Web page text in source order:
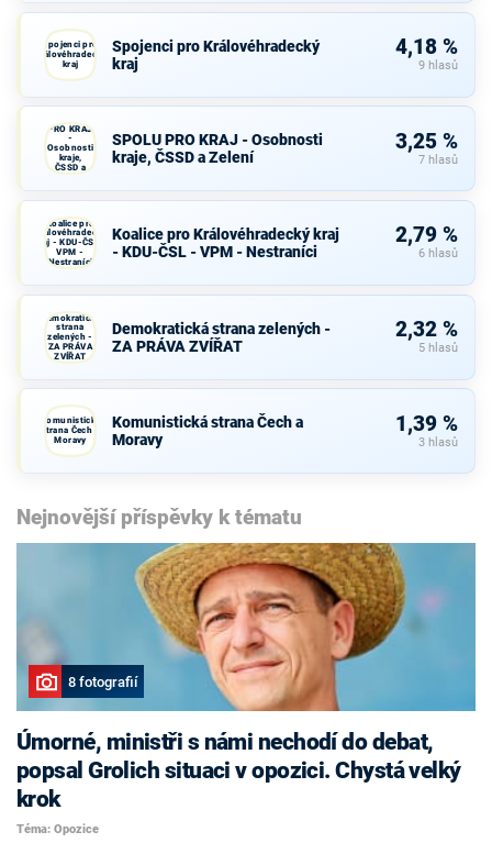
Spojenci pro
Královéhradecký
kraj
Spojenci pro Královéhradecký
kraj
4,18 %
9 hlasů
PRO KRAJ
-
Osobnosti
kraje,
ČSSD a
Zelení
SPOLU PRO KRAJ - Osobnosti
kraje, ČSSD a Zelení
3,25 %
7 hlasů
Koalice pro
Královéhradecký
kraj - KDU-ČSL -
VPM -
Nestraníci
Koalice pro Královéhradecký kraj
- KDU-ČSL - VPM - Nestraníci
2,79 %
6 hlasů
Demokratická
strana
zelených -
ZA PRÁVA
ZVÍŘAT
Demokratická strana zelených -
ZA PRÁVA ZVÍŘAT
2,32 %
5 hlasů
Komunistická
strana Čech a
Moravy
Komunistická strana Čech a
Moravy
1,39 %
3 hlasů
Nejnovější příspěvky k tématu
8 fotografií
Úmorné, ministři s námi nechodí do debat,
popsal Grolich situaci v opozici. Chystá velký
krok
Téma: Opozice